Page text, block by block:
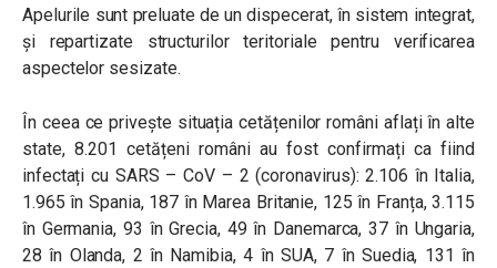
Apelurile sunt preluate de un dispecerat, în sistem integrat,
și repartizate structurilor teritoriale pentru verificarea
aspectelor sesizate.
În ceea ce privește situația cetățenilor români aflați în alte
state, 8.201 cetățeni români au fost confirmați ca fiind
infectați cu SARS – CoV – 2 (coronavirus): 2.106 în Italia,
1.965 în Spania, 187 în Marea Britanie, 125 în Franța, 3.115
în Germania, 93 în Grecia, 49 în Danemarca, 37 în Ungaria,
28 în Olanda, 2 în Namibia, 4 în SUA, 7 în Suedia, 131 în